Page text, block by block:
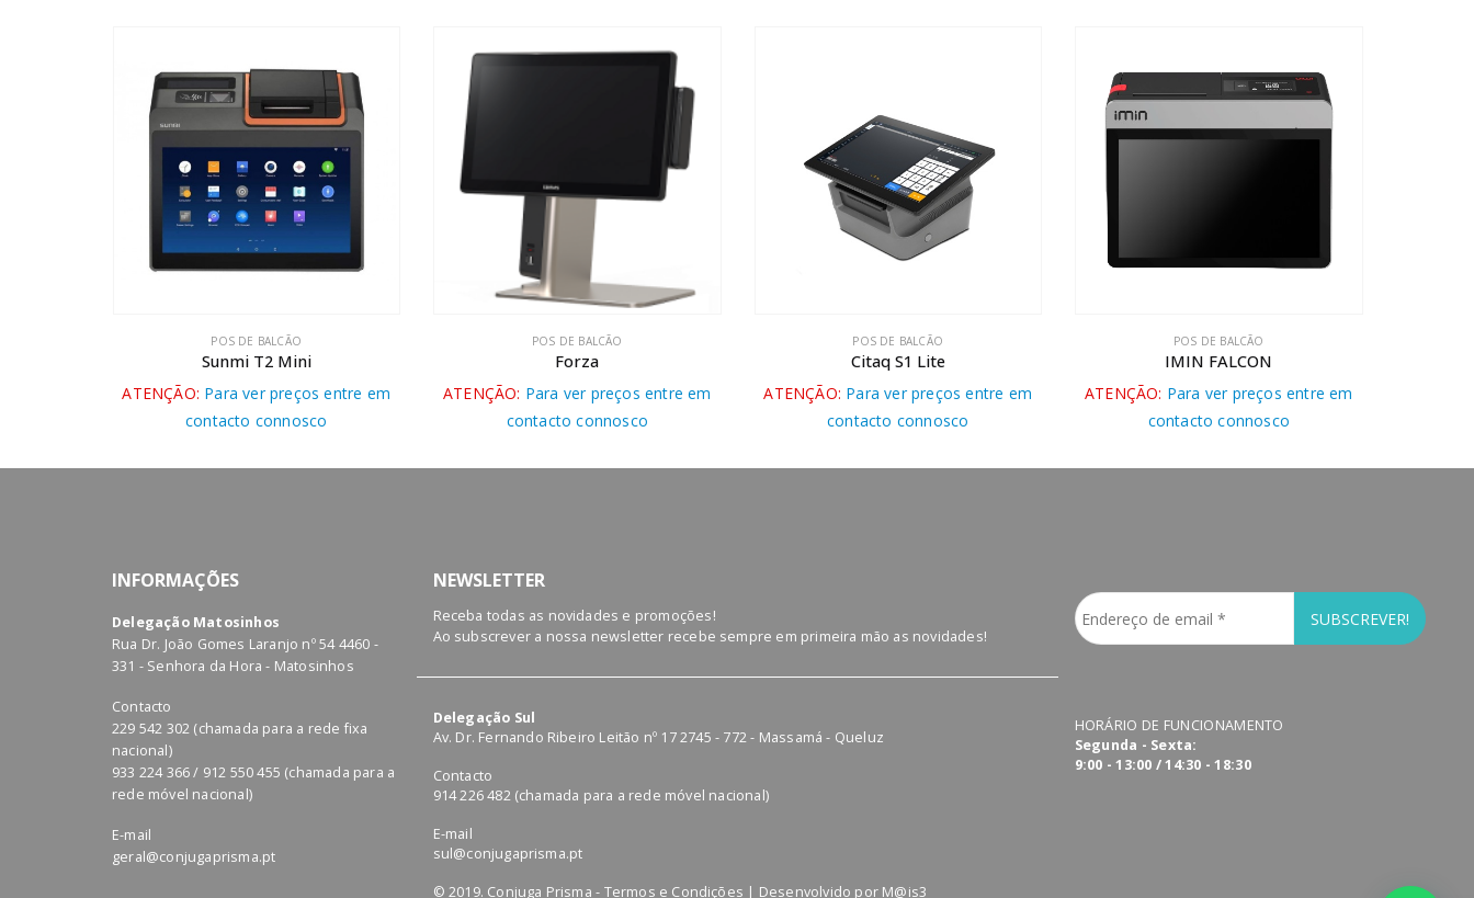
POS DE BALCÃO
Sunmi T2 Mini
ATENÇÃO: Para ver preços entre em
contacto connosco
POS DE BALCÃO
Forza
ATENÇÃO: Para ver preços entre em
contacto connosco
POS DE BALCÃO
Citaq S1 Lite
ATENÇÃO: Para ver preços entre em
contacto connosco
POS DE BALCÃO
IMIN FALCON
ATENÇÃO: Para ver preços entre em
contacto connosco
INFORMAÇÕES
Delegação Matosinhos
Rua Dr. João Gomes Laranjo nº 54 4460 -
331 - Senhora da Hora - Matosinhos
Contacto
229 542 302 (chamada para a rede fixa
nacional)
933 224 366 / 912 550 455 (chamada para a
rede móvel nacional)
E-mail
geral@conjugaprisma.pt
NEWSLETTER
Receba todas as novidades e promoções!
Ao subscrever a nossa newsletter recebe sempre em primeira mão as novidades!
Delegação Sul
Av. Dr. Fernando Ribeiro Leitão nº 17 2745 - 772 - Massamá - Queluz
Contacto
914 226 482 (chamada para a rede móvel nacional)
E-mail
sul@conjugaprisma.pt
© 2019. Conjuga Prisma - Termos e Condições | Desenvolvido por M@is3
HORÁRIO DE FUNCIONAMENTO
Segunda - Sexta:
9:00 - 13:00 / 14:30 - 18:30